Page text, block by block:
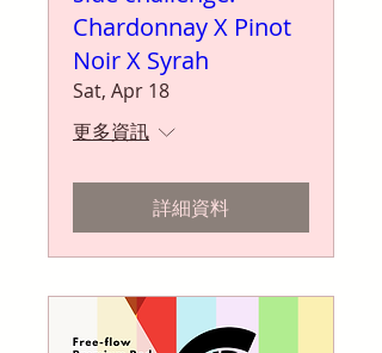
Chardonnay X Pinot
Noir X Syrah
Sat, Apr 18
更多資訊
詳細資料